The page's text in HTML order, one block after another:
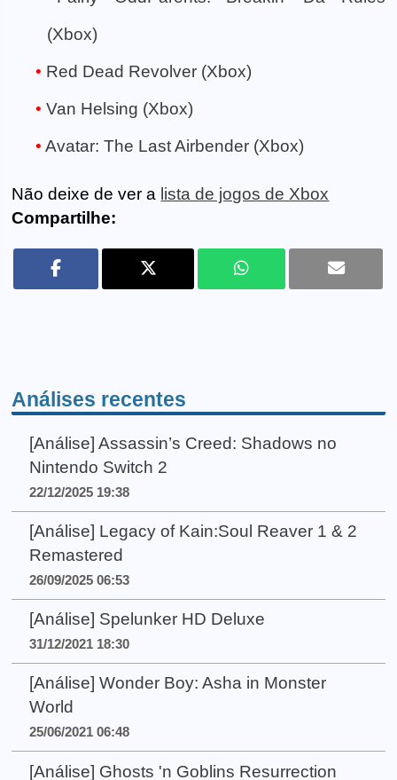
(Xbox)
Red Dead Revolver (Xbox)
Van Helsing (Xbox)
Avatar: The Last Airbender (Xbox)
Não deixe de ver a lista de jogos de Xbox
Compartilhe:
Análises recentes
[Análise] Assassin’s Creed: Shadows no
Nintendo Switch 2
22/12/2025 19:38
[Análise] Legacy of Kain:Soul Reaver 1 & 2
Remastered
26/09/2025 06:53
[Análise] Spelunker HD Deluxe
31/12/2021 18:30
[Análise] Wonder Boy: Asha in Monster
World
25/06/2021 06:48
[Análise] Ghosts 'n Goblins Resurrection